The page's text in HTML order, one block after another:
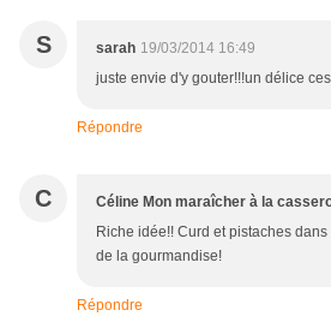
S sarah 19/03/2014 16:49
juste envie d'y gouter!!!un délice
Répondre
C Céline Mon maraîcher à la
Riche idée!! Curd et pistaches
de la gourmandise!
Répondre